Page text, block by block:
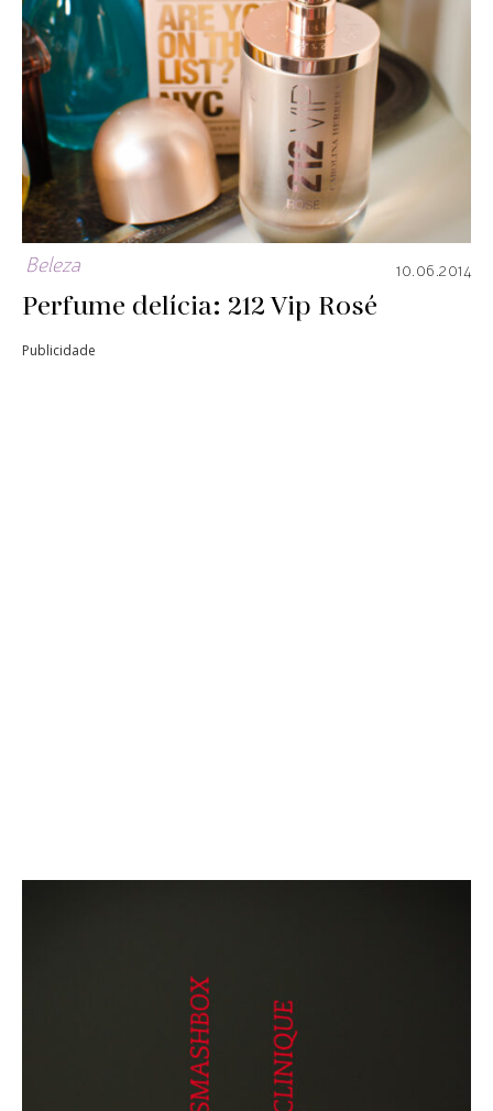
Beleza 10.06.2014
Perfume delícia: 212 Vip Rosé
Publicidade